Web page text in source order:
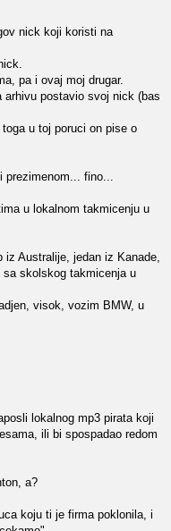
nick koji koristi na
pa i ovaj moj drugar.
arhivu postavio svoj nick (bas
u toj poruci on pise o
prezimenom... fino...
u lokalnom takmicenju u
iz Australije, jedan iz Kanade,
skolskog takmicenja u
visok, vozim BMW, u
lokalnog mp3 pirata koji
ili bi spospadao redom
a?
koju ti je firma poklonila, i